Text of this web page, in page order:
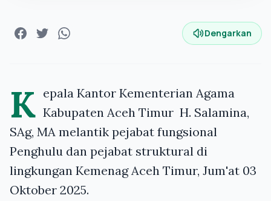
Dengarkan
K epala Kantor Kementerian Agama
Kabupaten Aceh Timur H. Salamina,
SAg, MA melantik pejabat fungsional
Penghulu dan pejabat struktural di
lingkungan Kemenag Aceh Timur, Jum'at 03
Oktober 2025.